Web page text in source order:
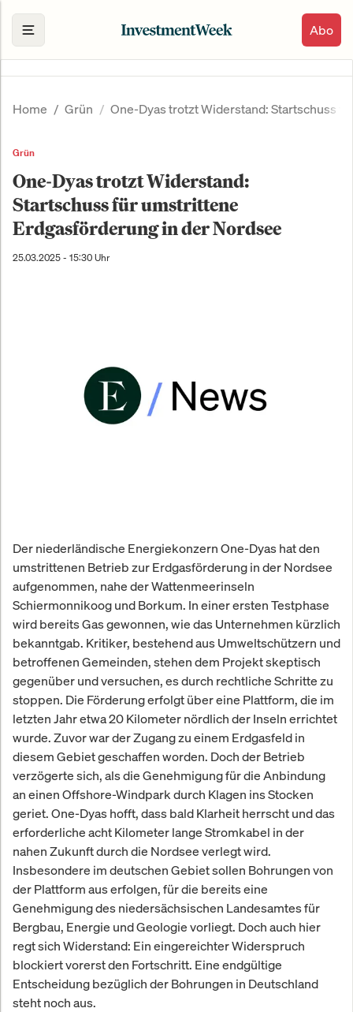
Abo
Home Grün One-Dyas trotzt Widerstand: Startschuss
Grün
One-Dyas trotzt Widerstand:
Startschuss für umstrittene
Erdgasförderung in der Nordsee
25.03.2025 - 15:30 Uhr
Der niederländische Energiekonzern One-Dyas hat den
umstrittenen Betrieb zur Erdgasförderung in der Nordsee
aufgenommen, nahe der Wattenmeerinseln
Schiermonnikoog und Borkum. In einer ersten Testphase
wird bereits Gas gewonnen, wie das Unternehmen kürzlich
bekanntgab. Kritiker, bestehend aus Umweltschützern und
betroffenen Gemeinden, stehen dem Projekt skeptisch
gegenüber und versuchen, es durch rechtliche Schritte zu
stoppen. Die Förderung erfolgt über eine Plattform, die im
letzten Jahr etwa 20 Kilometer nördlich der Inseln errichtet
wurde. Zuvor war der Zugang zu einem Erdgasfeld in
diesem Gebiet geschaffen worden. Doch der Betrieb
verzögerte sich, als die Genehmigung für die Anbindung
an einen Offshore-Windpark durch Klagen ins Stocken
geriet. One-Dyas hofft, dass bald Klarheit herrscht und das
erforderliche acht Kilometer lange Stromkabel in der
nahen Zukunft durch die Nordsee verlegt wird.
Insbesondere im deutschen Gebiet sollen Bohrungen von
der Plattform aus erfolgen, für die bereits eine
Genehmigung des niedersächsischen Landesamtes für
Bergbau, Energie und Geologie vorliegt. Doch auch hier
regt sich Widerstand: Ein eingereichter Widerspruch
blockiert vorerst den Fortschritt. Eine endgültige
Entscheidung bezüglich der Bohrungen in Deutschland
steht noch aus.